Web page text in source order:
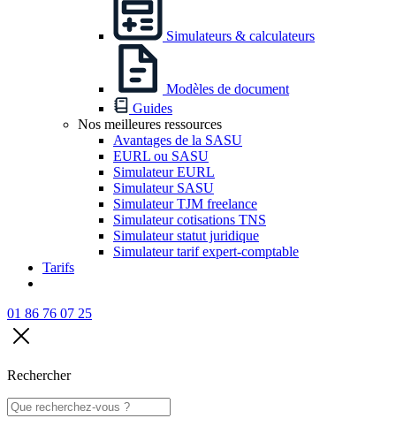
Simulateurs & calculateurs
Modèles de document
Guides
Nos meilleures ressources
Avantages de la SASU
EURL ou SASU
Simulateur EURL
Simulateur SASU
Simulateur TJM freelance
Simulateur cotisations TNS
Simulateur statut juridique
Simulateur tarif expert-comptable
Tarifs
01 86 76 07 25
Rechercher